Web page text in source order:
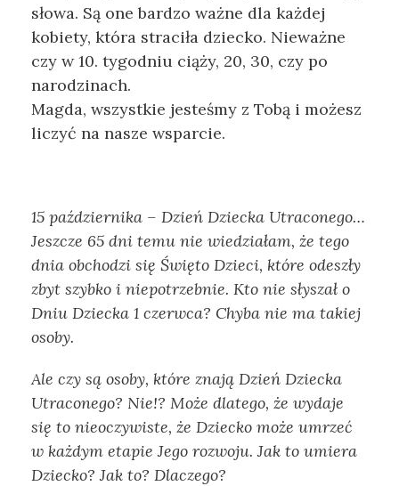
słowa. Są one bardzo ważne dla każdej
kobiety, która straciła dziecko. Nieważne
czy w 10. tygodniu ciąży, 20, 30, czy po
narodzinach.
Magda, wszystkie jesteśmy z Tobą i możesz
liczyć na nasze wsparcie.
15 października – Dzień Dziecka Utraconego…
Jeszcze 65 dni temu nie wiedziałam, że tego
dnia obchodzi się Święto Dzieci, które odeszły
zbyt szybko i niepotrzebnie. Kto nie słyszał o
Dniu Dziecka 1 czerwca? Chyba nie ma takiej
osoby.
Ale czy są osoby, które znają Dzień Dziecka
Utraconego? Nie!? Może dlatego, że wydaje
się to nieoczywiste, że Dziecko może umrzeć
w każdym etapie Jego rozwoju. Jak to umiera
Dziecko? Jak to? Dlaczego?